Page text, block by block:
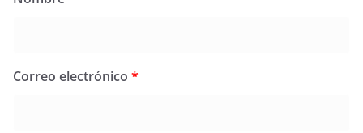
Correo electrónico *